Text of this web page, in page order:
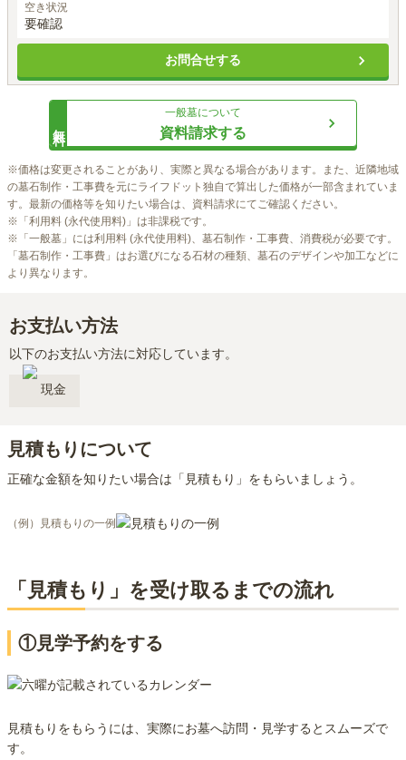
空き状況
要確認
お問合せする
一般墓について
資料請求する
※価格は変更されることがあり、実際と異なる場合があります。また、近隣地域
の墓石制作・工事費を元にライフドット独自で算出した価格が一部含まれていま
す。最新の価格等を知りたい場合は、資料請求にてご確認ください。
※「利用料 (永代使用料)」は非課税です。
※「一般墓」には利用料 (永代使用料)、墓石制作・工事費、消費税が必要です。
「墓石制作・工事費」はお選びになる石材の種類、墓石のデザインや加工などに
より異なります。
お支払い方法
以下のお支払い方法に対応しています。
現金
見積もりについて
正確な金額を知りたい場合は「見積もり」をもらいましょう。
（例）見積もりの一例
「見積もり」を受け取るまでの流れ
①見学予約をする
見積もりをもらうには、実際にお墓へ訪問・見学するとスムーズで
す。